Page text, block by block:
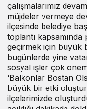
çalışmalarımız
müjdeler vermeye
ilçesinde belediye
toplantı kapsamında
geçirmek için büyük
bugünlerde yine
sosyal işler çok
‘Balkonlar Bostan
büyük bir etki
ilçelerimizde